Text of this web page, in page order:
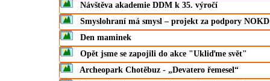
Návštěva akademie DDM k 35. výročí
Smyslohraní má smysl – projekt za podpory NOKD
Den maminek
Opět jsme se zapojili do akce "Ukliďme svět"
Archeopark Chotěbuz - „Devatero řemesel“